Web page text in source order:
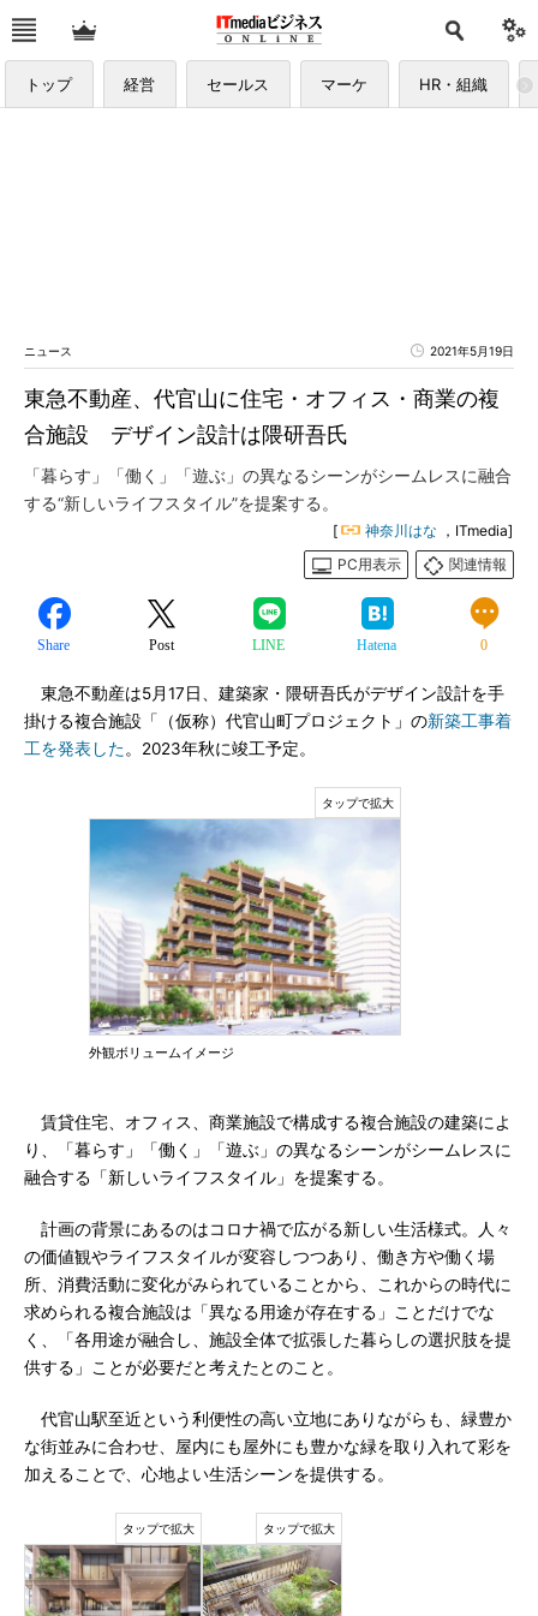
トップ 経営 セールス マーケ HR・組織
ニュース 2021年5月19日
東急不動産、代官山に住宅・オフィス・商業の複
合施設 デザイン設計は隈研吾氏
「暮らす」「働く」「遊ぶ」の異なるシーンがシームレスに融合
する“新しいライフスタイル”を提案する。
[ 神奈川はな ，ITmedia]
PC用表示
関連情報
Share Post LINE Hatena 0
東急不動産は5月17日、建築家・隈研吾氏がデザイン設計を手
掛ける複合施設「（仮称）代官山町プロジェクト」の新築工事着
工を発表した。2023年秋に竣工予定。
外観ボリュームイメージ
賃貸住宅、オフィス、商業施設で構成する複合施設の建築によ
り、「暮らす」「働く」「遊ぶ」の異なるシーンがシームレスに
融合する「新しいライフスタイル」を提案する。
計画の背景にあるのはコロナ禍で広がる新しい生活様式。人々
の価値観やライフスタイルが変容しつつあり、働き方や働く場
所、消費活動に変化がみられていることから、これからの時代に
求められる複合施設は「異なる用途が存在する」ことだけでな
く、「各用途が融合し、施設全体で拡張した暮らしの選択肢を提
供する」ことが必要だと考えたとのこと。
代官山駅至近という利便性の高い立地にありながらも、緑豊か
な街並みに合わせ、屋内にも屋外にも豊かな緑を取り入れて彩を
加えることで、心地よい生活シーンを提供する。